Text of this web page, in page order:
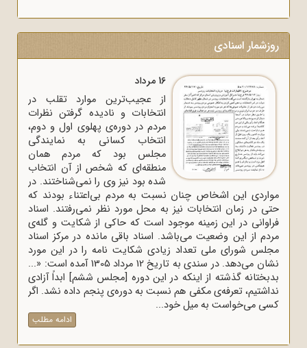
روزشمار اسنادی
16 مرداد
از عجیب‌ترین موارد تقلب در
انتخابات و نادیده گرفتن نظرات
مردم در دوره‌ی پهلوی اول و دوم،
انتخاب کسانی به نمایندگی
مجلس بود که مردم همان
منطقه‌ای که شخص از آن انتخاب
شده بود نیز وی را نمی‌شناختند. در
مواردی این اشخاص چنان نسبت به مردم بی‌اعتناء بودند که
حتی در زمان انتخابات نیز به محل مورد نظر نمی‌رفتند. اسناد
فراوانی در این زمینه موجود است که حاکی از شکایت و گله‌ی
مردم از این وضعیت می‌باشد. اسناد باقی مانده در مرکز اسناد
مجلس شورای ملی تعداد زیادی شکایت نامه را در این مورد
نشان می‌دهد. در سندی به تاریخ 12 مرداد 1305 آمده است: «...
بدبختانه گذشته از اینکه در این دوره [مجلس ششم] ابداً آزادی
نداشتیم، تعرفه‌ی مکفی هم نسبت به دوره‌ی پنجم داده نشد. اگر
کسی می‌خواست به میل خود...
ادامه مطلب